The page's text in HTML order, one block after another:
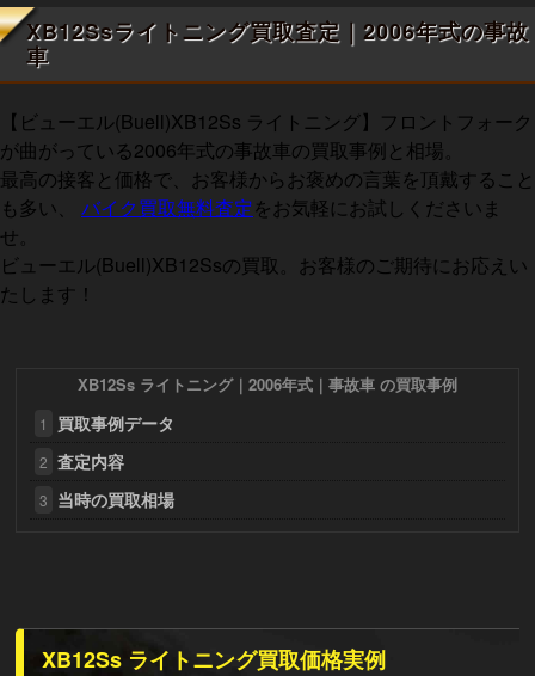
XB12Ssライトニング買取査定｜2006年式の事故
車
【ビューエル(Buell)XB12Ss ライトニング】フロントフォーク
が曲がっている2006年式の事故車の買取事例と相場。
最高の接客と価格で、お客様からお褒めの言葉を頂戴すること
も多い、 バイク買取無料査定をお気軽にお試しくださいま
せ。
ビューエル(Buell)XB12Ssの買取。お客様のご期待にお応えい
たします！
XB12Ss ライトニング｜2006年式｜事故車 の買取事例
1 買取事例データ
2 査定内容
3 当時の買取相場
XB12Ss ライトニング買取価格実例